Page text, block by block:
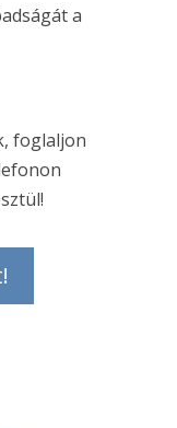
a
foglaljon